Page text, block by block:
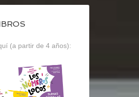
(a partir de 4 años):